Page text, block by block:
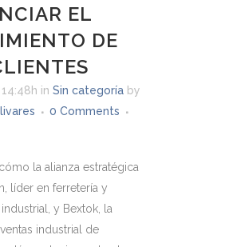
EL
DE
in Sin categoría by
0 Comments
la alianza estratégica
líder en ferretería y
y Bextok, la
industrial de